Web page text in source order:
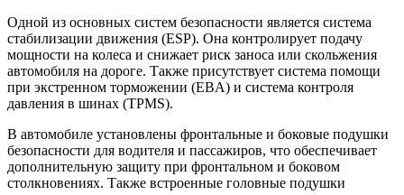
Одной из основных систем безопасности является система
стабилизации движения (ESP). Она контролирует подачу
мощности на колеса и снижает риск заноса или скольжения
автомобиля на дороге. Также присутствует система помощи
при экстренном торможении (EBA) и система контроля
давления в шинах (TPMS).
В автомобиле установлены фронтальные и боковые подушки
безопасности для водителя и пассажиров, что обеспечивает
дополнительную защиту при фронтальном и боковом
столкновениях. Также встроенные головные подушки